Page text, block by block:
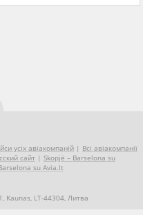
усіх авіакомпаній | Всі авіакомпанії
сайт | Skopjė – Barselona su
su Avia.lt
Kaunas, LT-44304, Литва